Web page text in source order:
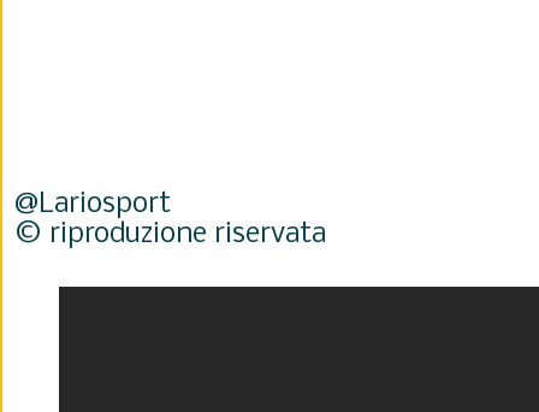
@Lariosport
© riproduzione riservata